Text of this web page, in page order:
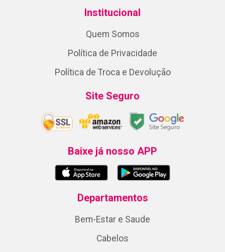
Institucional
Quem Somos
Política de Privacidade
Política de Troca e Devolução
Site Seguro
Baixe já nosso APP
Departamentos
Bem-Estar e Saude
Cabelos